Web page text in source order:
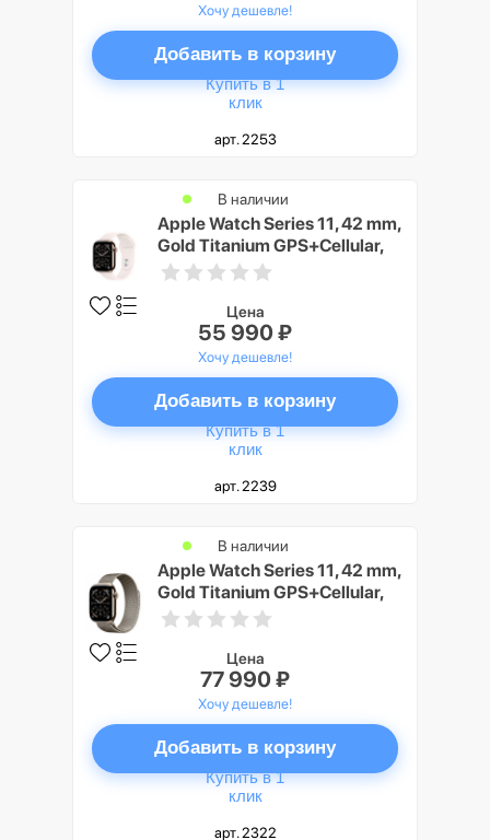
Хочу дешевле!
Добавить в корзину
Купить в 1
клик
арт. 2253
Apple Watch Series 11, 42 mm,
Gold Titanium GPS+Cellular,
Light Blush Sport Band S/M
В наличии
Цена
55 990 ₽
Хочу дешевле!
Добавить в корзину
Купить в 1
клик
арт. 2239
Apple Watch Series 11, 42 mm,
Gold Titanium GPS+Cellular,
Natural Milanese Loop
В наличии
Цена
77 990 ₽
Хочу дешевле!
Добавить в корзину
Купить в 1
клик
арт. 2322